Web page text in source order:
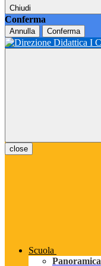
Chiudi
Conferma
Annulla Conferma
close
Scuola
Panoramica